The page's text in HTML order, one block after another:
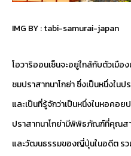
IMG BY :tabi-samurai-japan
โอวาริออนเซ็นจะอยู่ใกล้กับตัวเมือ
ชมปราสาทนาโกย่า ซึ่งเป็นหนึ่งใ
และเป็นที่รู้จักว่าเป็นหนึ่งในหอคอ
ปราสาทนาโกย่ามีพิพิธภัณฑ์ที่คุณส
และวัฒนธรรมของญี่ปุ่นในอดีต รว